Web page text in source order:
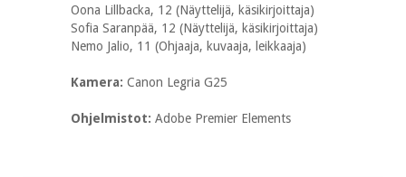
Oona Lillbacka, 12 (Näyttelijä, käsikirjoittaja)
Sofia Saranpää, 12 (Näyttelijä, käsikirjoittaja)
Nemo Jalio, 11 (Ohjaaja, kuvaaja, leikkaaja)
Kamera: Canon Legria G25
Ohjelmistot: Adobe Premier Elements